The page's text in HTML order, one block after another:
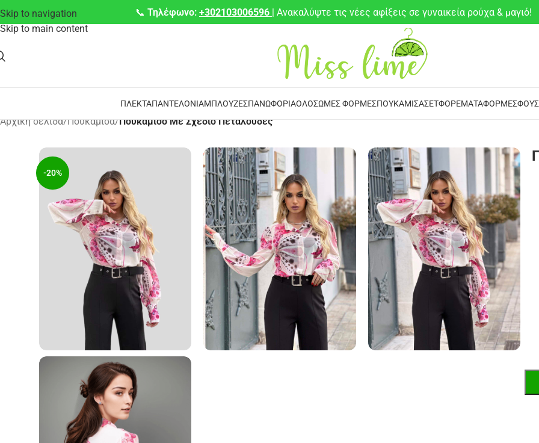
Skip to navigation
Skip to main content
📞 Τηλέφωνο: +302103006596 | Ανακαλύψτε τις νέες αφίξεις σε γυναικεία ρούχα & μαγιό!
ΠΛΕΚΤΆΠΑΝΤΕΛΌΝΙΑΜΠΛΟΎΖΕΣΠΑΝΩΦΌΡΙΑΟΛΌΣΩΜΕΣ ΦΌΡΜΕΣΠΟΥΚΆΜΙΣΑΣΕΤΦΟΡΈΜΑΤΑΦΌΡΜΕΣ
Αρχική σελίδα/Πουκάμισα/Πουκάμισο Με Σχέδιο Πεταλούδες
-20%